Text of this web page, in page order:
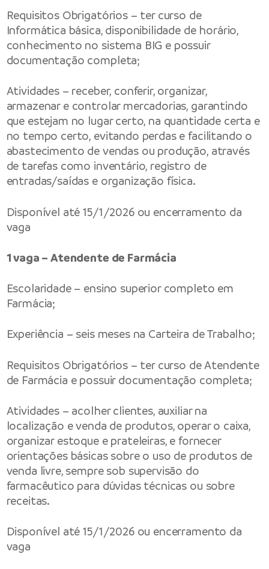
Requisitos Obrigatórios – ter curso de
Informática básica, disponibilidade de horário,
conhecimento no sistema BIG e possuir
documentação completa;
Atividades – receber, conferir, organizar,
armazenar e controlar mercadorias, garantindo
que estejam no lugar certo, na quantidade certa e
no tempo certo, evitando perdas e facilitando o
abastecimento de vendas ou produção, através
de tarefas como inventário, registro de
entradas/saídas e organização física.
Disponível até 15/1/2026 ou encerramento da
vaga
1 vaga – Atendente de Farmácia
Escolaridade – ensino superior completo em
Farmácia;
Experiência – seis meses na Carteira de Trabalho;
Requisitos Obrigatórios – ter curso de Atendente
de Farmácia e possuir documentação completa;
Atividades – acolher clientes, auxiliar na
localização e venda de produtos, operar o caixa,
organizar estoque e prateleiras, e fornecer
orientações básicas sobre o uso de produtos de
venda livre, sempre sob supervisão do
farmacêutico para dúvidas técnicas ou sobre
receitas.
Disponível até 15/1/2026 ou encerramento da
vaga